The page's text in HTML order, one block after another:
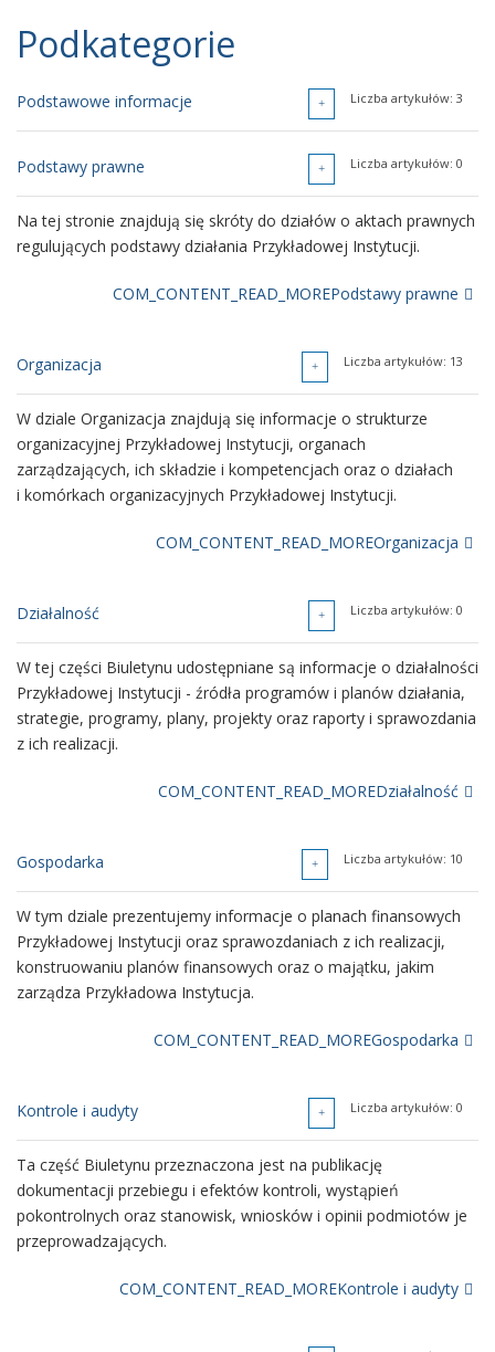
Podkategorie
Podstawowe informacje Liczba artykułów: 3
RODO Liczba artykułów: 1
Podstawy prawne Liczba artykułów: 0
Na tej stronie znajdują się skróty do działów o aktach prawnych
regulujących podstawy działania Przykładowej Instytucji.
COM_CONTENT_READ_MOREPodstawy prawne
Organizacja Liczba artykułów: 13
W dziale Organizacja znajdują się informacje o strukturze
organizacyjnej Przykładowej Instytucji, organach
zarządzających, ich składzie i kompetencjach oraz o działach
i komórkach organizacyjnych Przykładowej Instytucji.
COM_CONTENT_READ_MOREOrganizacja
Władze i ich kompetencje Liczba artykułów: 0
W tym dziale udostępniamy informacje o składzie i zmianach w
składzie, zadaniach i kompetencjach organów władzy -
dyrektora i Rady Przykładowej Instytucji.
W tym dziale znajdują się oświadczenia majątkowe kadry
Przykładowej Instytucji zobowiązanej do składania i
udostępniania takich oświadczeń.
COM_CONTENT_READ_MOREOświadczenia majątkowe
Działalność Liczba artykułów: 0
W tej części Biuletynu udostępniane są informacje o działalności
Przykładowej Instytucji - źródła programów i planów działania,
strategie, programy, plany, projekty oraz raporty i sprawozdania
z ich realizacji.
COM_CONTENT_READ_MOREDziałalność
Gospodarka Liczba artykułów: 10
W tym dziale prezentujemy informacje o planach finansowych
Przykładowej Instytucji oraz sprawozdaniach z ich realizacji,
konstruowaniu planów finansowych oraz o majątku, jakim
zarządza Przykładowa Instytucja.
COM_CONTENT_READ_MOREGospodarka
Plany finansowe Liczba artykułów: 1
W tym dziale publikujemy roczne plany finansowe Przykładowej
Instytucji oraz plany finansowe przedsięwzięć realizowanych w
ramach funduszy pomocowych i europejskich.
COM_CONTENT_READ_MOREPlany finansowe
Kontrole i audyty Liczba artykułów: 0
Ta część Biuletynu przeznaczona jest na publikację
dokumentacji przebiegu i efektów kontroli, wystąpień
pokontrolnych oraz stanowisk, wniosków i opinii podmiotów je
przeprowadzających.
COM_CONTENT_READ_MOREKontrole i audyty